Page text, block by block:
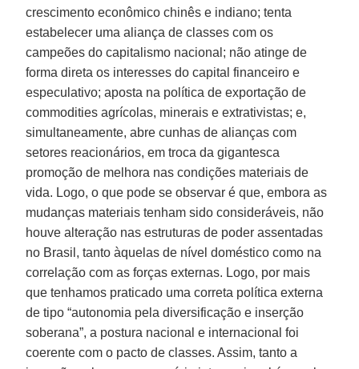
crescimento econômico chinês e indiano; tenta
estabelecer uma aliança de classes com os
campeões do capitalismo nacional; não atinge de
forma direta os interesses do capital financeiro e
especulativo; aposta na política de exportação de
commodities agrícolas, minerais e extrativistas; e,
simultaneamente, abre cunhas de alianças com
setores reacionários, em troca da gigantesca
promoção de melhora nas condições materiais de
vida. Logo, o que pode se observar é que, embora as
mudanças materiais tenham sido consideráveis, não
houve alteração nas estruturas de poder assentadas
no Brasil, tanto àquelas de nível doméstico como na
correlação com as forças externas. Logo, por mais
que tenhamos praticado uma correta política externa
de tipo “autonomia pela diversificação e inserção
soberana”, a postura nacional e internacional foi
coerente com o pacto de classes. Assim, tanto a